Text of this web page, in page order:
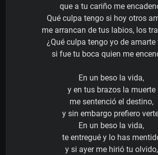
que a tu cariño me
Qué culpa tengo si hoy otros
me arrancan de tus labios, los
¿Qué culpa tengo yo de
si fue tu boca quien me
En un beso la vida,
y en tus brazos la muerte
me sentenció el destino,
y sin embargo prefiero
En un beso la vida,
te entregué y lo has
y si ayer me hirió tu olvido,